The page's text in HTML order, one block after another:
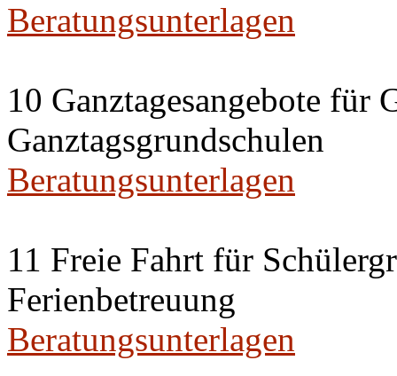
Beratungsunterlagen
10 Ganztagesangebote für
Ganztagsgrundschulen
Beratungsunterlagen
11 Freie Fahrt für
Ferienbetreuung
Beratungsunterlagen